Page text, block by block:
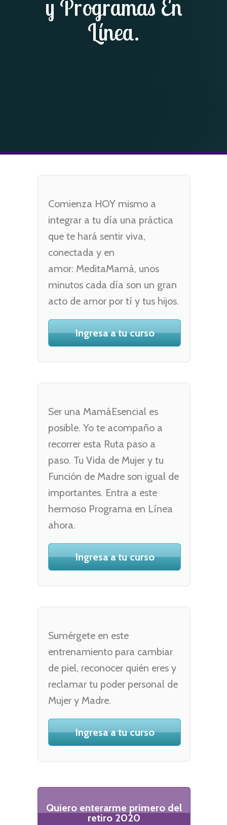
y Programas En
Línea.
Comienza HOY mismo a
integrar a tu día una práctica
que te hará sentir viva,
conectada y en
amor: MeditaMamá, unos
minutos cada día son un gran
acto de amor por tí y tus hijos.
Ingresa a tu curso
Ser una MamáEsencial es
posible. Yo te acompaño a
recorrer esta Ruta paso a
paso. Tu Vida de Mujer y tu
Función de Madre son igual de
importantes. Entra a este
hermoso Programa en Línea
ahora.
Ingresa a tu curso
Sumérgete en este
entrenamiento para cambiar
de piel, reconocer quién eres y
reclamar tu poder personal de
Mujer y Madre.
Ingresa a tu curso
Quiero enterarme primero del
retiro 2020